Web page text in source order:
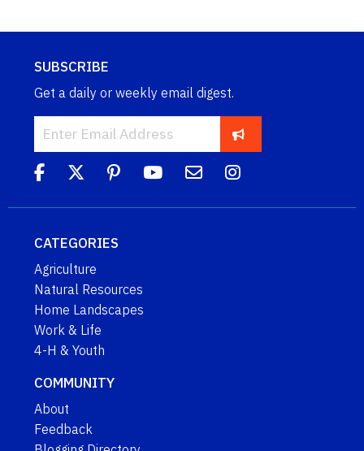
SUBSCRIBE
Get a daily or weekly email digest.
CATEGORIES
Agriculture
Natural Resources
Home Landscapes
Work & Life
4-H & Youth
COMMUNITY
About
Feedback